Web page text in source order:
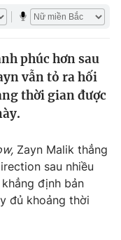
phúc hơn sau
vẫn tỏ ra hối
thời gian được
Zayn Malik thẳng
sau nhiều
định bản
đủ khoảng thời